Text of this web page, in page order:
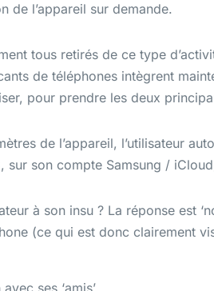
de l’appareil sur demande.
tous retirés de ce type
de téléphones intègrent
pour prendre les deux
de l’appareil, l’utilisateur
sur son compte Samsung /
à son insu ? La réponse est
(ce qui est donc clairement